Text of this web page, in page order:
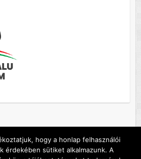
honlapja . A sablont készítette:Colorlib
hogy a honlap felhasználói
érdekében sütiket alkalmazunk. A